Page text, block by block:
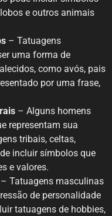
e outros animais
– Tatuagens
uma forma de
como avós, pais
por uma frase,
– Alguns homens
representam sua
tribais, celtas,
incluir símbolos que
e valores.
– Tatuagens masculinas
de personalidade
tatuagens de hobbies,